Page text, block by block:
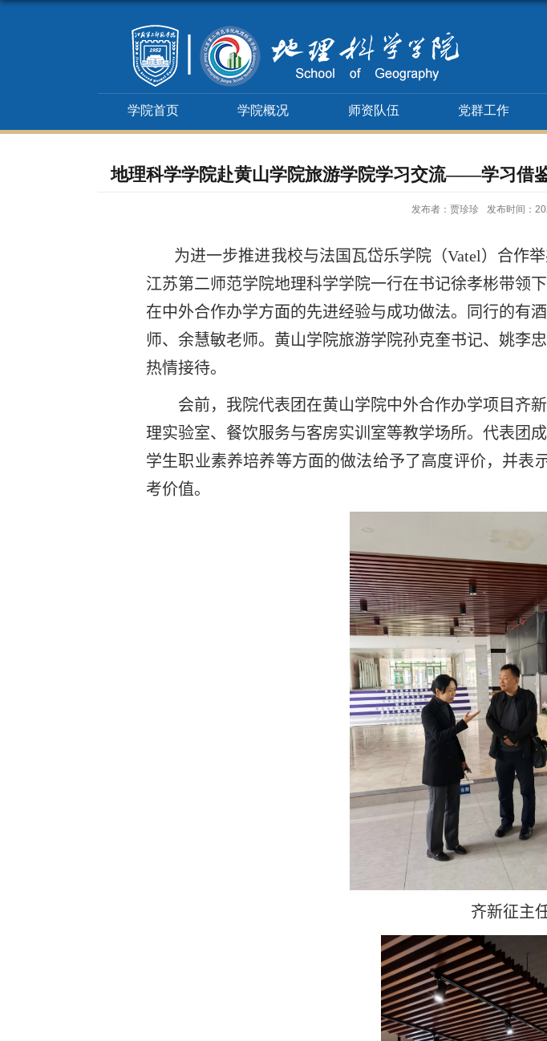
学院首页 学院概况 师资队伍 党群工作
地理科学学院赴黄山学院旅游学院学习交流——学习借
发布者：贾珍珍 发布时间：
为进一步推进我校与法国瓦岱乐学院（Vatel）合作
江苏第二师范学院地理科学学院一行在书记徐孝彬带领
在中外合作办学方面的先进经验与成功做法。同行的有
师、余慧敏老师。黄山学院旅游学院孙克奎书记、姚李
热情接待。
会前，我院代表团在黄山学院中外合作办学项目齐
理实验室、餐饮服务与客房实训室等教学场所。代表团
学生职业素养培养等方面的做法给予了高度评价，并表
考价值。
齐新征主